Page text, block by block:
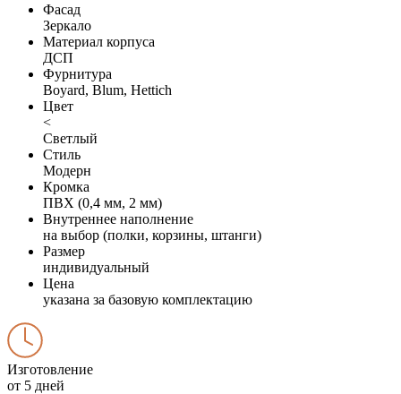
Фасад
Зеркало
Материал корпуса
ДСП
Фурнитура
Boyard, Blum, Hettich
Цвет
<
Светлый
Стиль
Модерн
Кромка
ПВХ (0,4 мм, 2 мм)
Внутреннее наполнение
на выбор (полки, корзины, штанги)
Размер
индивидуальный
Цена
указана за базовую комплектацию
Изготовление
от 5 дней